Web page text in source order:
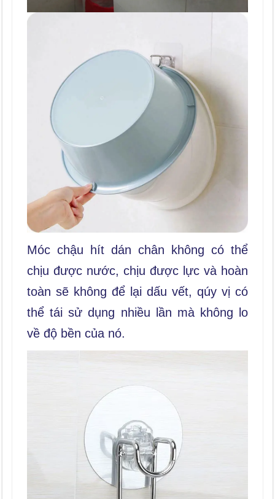
Móc chậu hít dán chân không có thể
chịu được nước, chịu được lực và hoàn
toàn sẽ không để lại dấu vết, qúy vị có
thể tái sử dụng nhiều lần mà không lo
về độ bền của nó.